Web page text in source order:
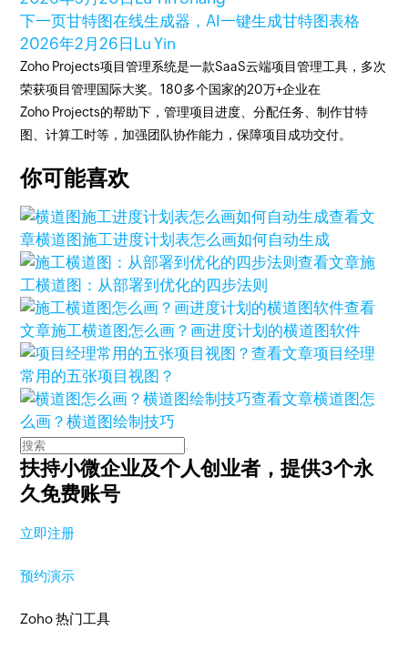
下一页甘特图在线生成器，AI一键生成甘特图表格
2026年2月26日 Lu Yin
Zoho Projects项目管理系统是一款SaaS云端项目管理工具，多次
荣获项目管理国际大奖。180多个国家的20万+企业在
Zoho Projects的帮助下，管理项目进度、分配任务、制作甘特
图、计算工时等，加强团队协作能力，保障项目成功交付。
你可能喜欢
查看文
章横道图施工进度计划表怎么画如何自动生成
查看文章施
工横道图：从部署到优化的四步法则
查看
文章施工横道图怎么画？画进度计划的横道图软件
查看文章项目经理
常用的五张项目视图？
查看文章横道图怎
么画？横道图绘制技巧
扶持小微企业及个人创业者，提供3个永
久免费账号
立即注册
预约演示
Zoho 热门工具